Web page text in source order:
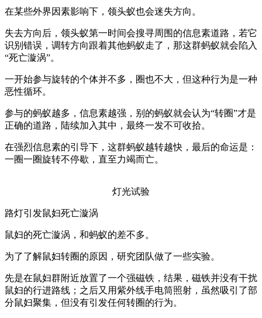
在某些外界因素影响下，领头蚁也会迷失方向。
失去方向后，领头蚁第一时间会搜寻周围的信息素道路，若它
识别错误，调转方向跟着其他蚂蚁走了，那这群蚂蚁就会陷入
“死亡漩涡”。
一开始参与旋转的个体并不多，圈也不大，但这种行为是一种
恶性循环。
参与的蚂蚁越多，信息素越强，别的蚂蚁就会认为“转圈”才是
正确的道路，陆续加入其中，最终一发不可收拾。
在强烈信息素的引导下，这群蚂蚁越转越快，最后的命运是：
一圈一圈旋转不停歇，直至力竭而亡。
灯光试验
路灯引发鼠妇死亡漩涡
鼠妇的死亡漩涡，和蚂蚁的差不多。
为了了解鼠妇转圈的原因，研究团队做了一些实验。
先是在鼠妇群附近放置了一个强磁铁，结果，磁铁并没有干扰
鼠妇的行进路线；之后又用紫外线手电筒照射，虽然吸引了部
分鼠妇聚集，但没有引发任何转圈的行为。